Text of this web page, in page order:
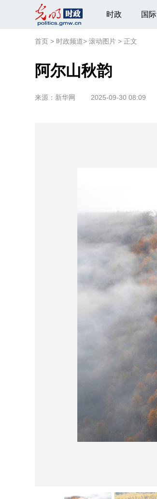
时政 国际
首页 > 时政频道> 滚动图片 > 正文
阿尔山秋韵
来源： 新华网 2025-09-30 08:09